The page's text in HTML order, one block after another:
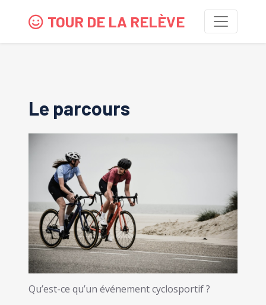
TOUR DE LA RELÈVE
Le parcours
Qu’est-ce qu’un événement cyclosportif ?